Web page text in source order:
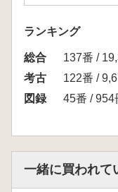
ランキング
総合
137番 /
考古
122番 /
図録
45番 / 954
一緒に買われて